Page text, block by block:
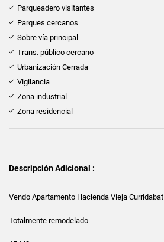
Parqueadero visitantes
Parques cercanos
Sobre vía principal
Trans. público cercano
Urbanización Cerrada
Vigilancia
Zona industrial
Zona residencial
Descripción Adicional :
Vendo Apartamento Hacienda Vieja Curridabat
Totalmente remodelado